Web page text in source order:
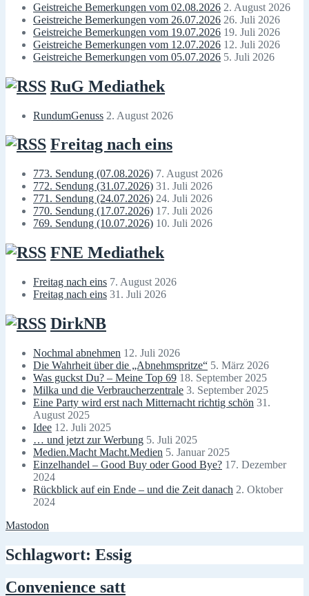
Geistreiche Bemerkungen vom 02.08.2026 2. August 2026
Geistreiche Bemerkungen vom 26.07.2026 26. Juli 2026
Geistreiche Bemerkungen vom 19.07.2026 19. Juli 2026
Geistreiche Bemerkungen vom 12.07.2026 12. Juli 2026
Geistreiche Bemerkungen vom 05.07.2026 5. Juli 2026
RuG Mediathek
RundumGenuss 2. August 2026
Freitag nach eins
773. Sendung (07.08.2026) 7. August 2026
772. Sendung (31.07.2026) 31. Juli 2026
771. Sendung (24.07.2026) 24. Juli 2026
770. Sendung (17.07.2026) 17. Juli 2026
769. Sendung (10.07.2026) 10. Juli 2026
FNE Mediathek
Freitag nach eins 7. August 2026
Freitag nach eins 31. Juli 2026
DirkNB
Nochmal abnehmen 12. Juli 2026
Die Wahrheit über die „Abnehmspritze“ 5. März 2026
Was guckst Du? – Meine Top 69 18. September 2025
Milka und die Verbraucherzentrale 3. September 2025
Eine Party wird erst nach Mitternacht richtig schön 31.
August 2025
Idee 12. Juli 2025
… und jetzt zur Werbung 5. Juli 2025
Medien.Macht Macht.Medien 5. Januar 2025
Einzelhandel – Good Buy oder Good Bye? 17. Dezember
2024
Rückblick auf ein Ende – und die Zeit danach 2. Oktober
2024
Mastodon
Schlagwort: Essig
Convenience satt